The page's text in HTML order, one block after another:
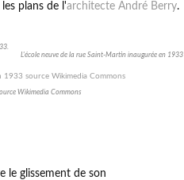
plans de l'architecte André Berry.
L'école neuve de la rue Saint-Martin inaugurée en 1933
Wikimedia Commons
le glissement de son